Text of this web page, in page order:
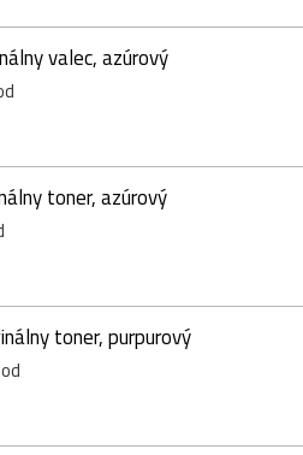
valec, azúrový
toner, azúrový
toner, purpurový